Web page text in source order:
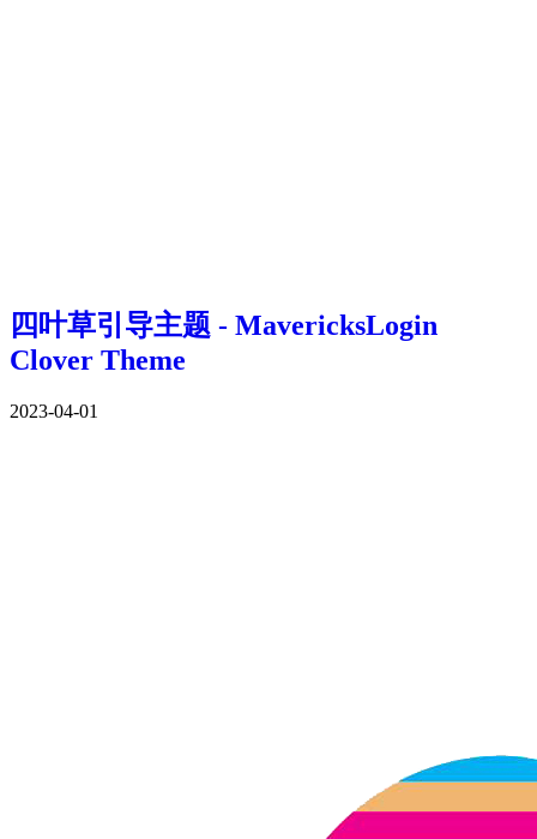
四叶草引导主题 - MavericksLogin
Clover Theme
2023-04-01